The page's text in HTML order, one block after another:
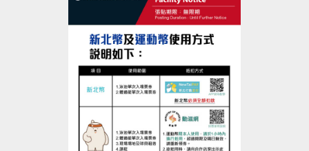
須年滿18歲以上，無心血管疾病或危險性慢性疾病
(參賽者務必審慎評估，如因身體疾病不適本活動者請
於活動報名期間，
攜帶1吋大頭照至 中心3F櫃台
體適能中心月卡1,500元 (總價值2,250元起)